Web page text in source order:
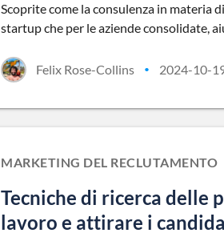
Scoprite come la consulenza in materia
startup che per le aziende consolidate,
Felix Rose-Collins • 2024-10-
MARKETING DEL RECLUTAMENTO
Tecniche di ricerca delle
lavoro e attirare i